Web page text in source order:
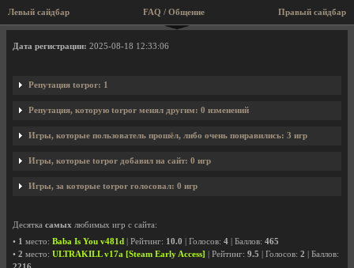
Левый сайдбар Правый сайдбар
FAQ / Общение
Профиль пользователя torpor
Дата регистрации: 2025-08-18 12:33:06
Репутация torpor: 1
Репутация, которую torpor менял другим: 0 изменений
Игры, которые пользователь прошёл, либо очень понравились: 3 игр
Игры, которые torpor добавил на сайт: 0 игр
Игры, за которые torpor голосовал: 0 игр
Десятка самых любимых игр с сайта:
• 1 место: Baba Is You v481d | Рейтинг: 10.0 | Голосов: 4 | Баллов: 465
• 2 место: ULTRAKILL v17a [Steam Early Access] | Рейтинг: 9.5 | Голосов: 2 | Баллов: